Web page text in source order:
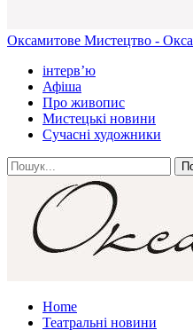
Оксамитове Мистецтво -
інтерв’ю
Афіша
Про живопис
Мистецькі новини
Сучасні художники
Home
Театральні новини